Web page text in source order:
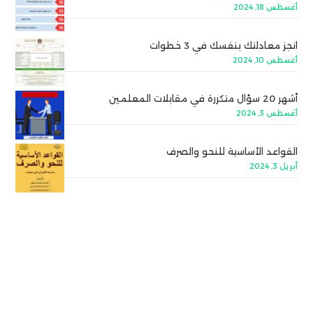
أغسطس 18, 2024
انجز معادلتك بنفسك في 3 خطوات
أغسطس 10, 2024
أشهر 20 سؤال متكررة في مقابلات المعلمين
أغسطس 3, 2024
القواعد الأساسية للنحو والصرف
أبريل 3, 2024